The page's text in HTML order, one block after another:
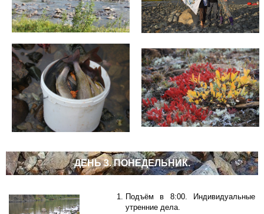
ДЕНЬ 3. ПОНЕДЕЛЬНИК.
Подъём в 8:00. Индивидуальные
утренние дела.